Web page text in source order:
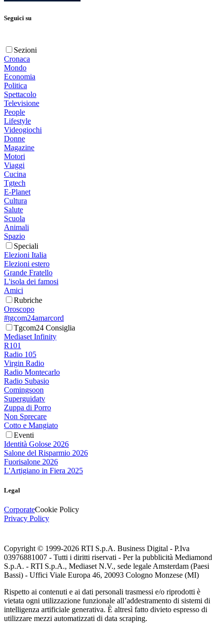
Seguici su
Sezioni
Cronaca
Mondo
Economia
Politica
Spettacolo
Televisione
People
Lifestyle
Videogiochi
Donne
Magazine
Motori
Viaggi
Cucina
Tgtech
E-Planet
Cultura
Salute
Scuola
Animali
Spazio
Speciali
Elezioni Italia
Elezioni estero
Grande Fratello
L'isola dei famosi
Amici
Rubriche
Oroscopo
#tgcom24amarcord
Tgcom24 Consiglia
Mediaset Infinity
R101
Radio 105
Virgin Radio
Radio Montecarlo
Radio Subasio
Comingsoon
Superguidatv
Zuppa di Porro
Non Sprecare
Cotto e Mangiato
Eventi
Identità Golose 2026
Salone del Risparmio 2026
Fuorisalone 2026
L'Artigiano in Fiera 2025
Legal
CorporateCookie Policy
Privacy Policy
Copyright © 1999-2026 RTI S.p.A. Business Digital - P.Iva
03976881007 - Tutti i diritti riservati - Per la pubblicità Mediamond
S.p.A. - RTI S.p.A., Mediaset N.V., sede legale Amsterdam (Paesi
Bassi) - Uffici Viale Europa 46, 20093 Cologno Monzese (MI)
Rispetto ai contenuti e ai dati personali trasmessi e/o riprodotti è
vietata ogni utilizzazione funzionale all’addestramento di sistemi di
intelligenza artificiale generativa. È altresì fatto divieto espresso di
utilizzare mezzi automatizzati di data scraping.